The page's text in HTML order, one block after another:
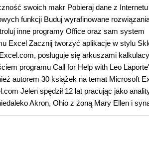
swoich makr Pobieraj dane z
funkcji Buduj wyrafinowane
inne programy Office oraz sam system
Excel Zacznij tworzyć aplikacje w stylu
posługuje się arkuszami
programu Call for Help with Leo
autorem 30 książek na temat Microsoft
Jelen spędził 12 lat pracując jako
Akron, Ohio z żoną Mary Ellen i